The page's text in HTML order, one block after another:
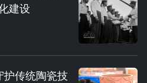
建设
传统陶瓷技